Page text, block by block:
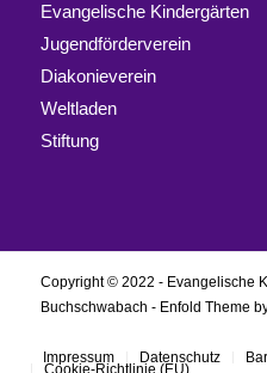
Evangelische Kindergärten
Jugendförderverein
Diakonieverein
Weltladen
Stiftung
Copyright © 2022 - Evangelische
Buchschwabach - Enfold Theme
Impressum Datenschutz